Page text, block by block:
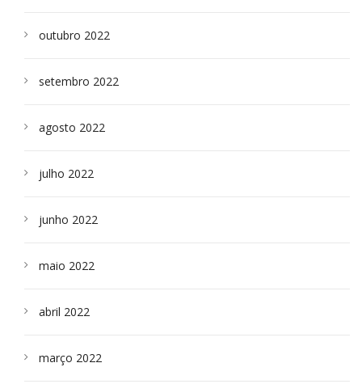
outubro 2022
setembro 2022
agosto 2022
julho 2022
junho 2022
maio 2022
abril 2022
março 2022